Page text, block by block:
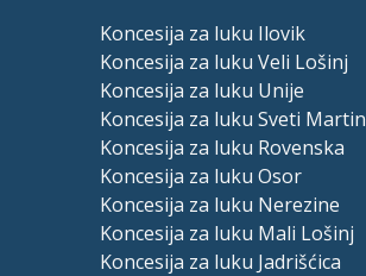
Koncesija za luku Ilovik
Koncesija za luku Veli Lošinj
Koncesija za luku Unije
Koncesija za luku Sveti Martin
Koncesija za luku Rovenska
Koncesija za luku Osor
Koncesija za luku Nerezine
Koncesija za luku Mali Lošinj
Koncesija za luku Jadrišćica